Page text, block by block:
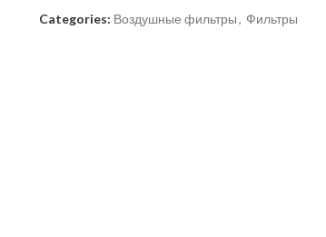
Categories: Воздушные фильтры, Фильтры